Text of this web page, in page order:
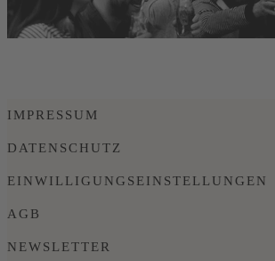
IMPRESSUM
DATENSCHUTZ
EINWILLIGUNGSEINSTELLUNGEN
AGB
NEWSLETTER